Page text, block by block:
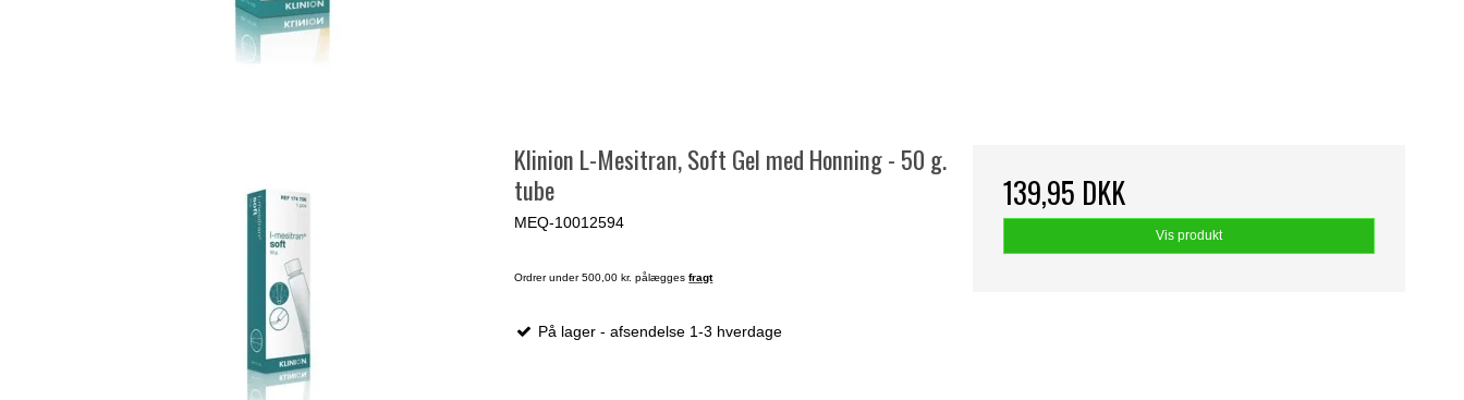
Klinion L-Mesitran, Soft Gel med Honning - 50 g.
tube
MEQ-10012594
Ordrer under 500,00 kr. pålæggesfragt
På lager - afsendelse 1-3 hverdage
139,95 DKK
Vis produkt